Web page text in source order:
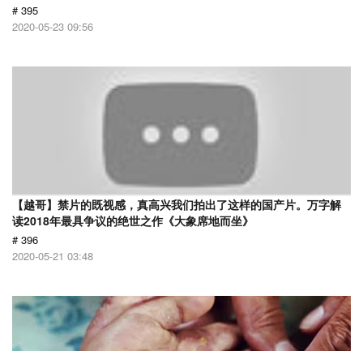
# 395
2020-05-23 09:56
【越哥】禁片的既视感，真高兴我们拍出了这样的国产片。万字解
读2018年最具争议的绝世之作《大象席地而坐》
# 396
2020-05-21 03:48